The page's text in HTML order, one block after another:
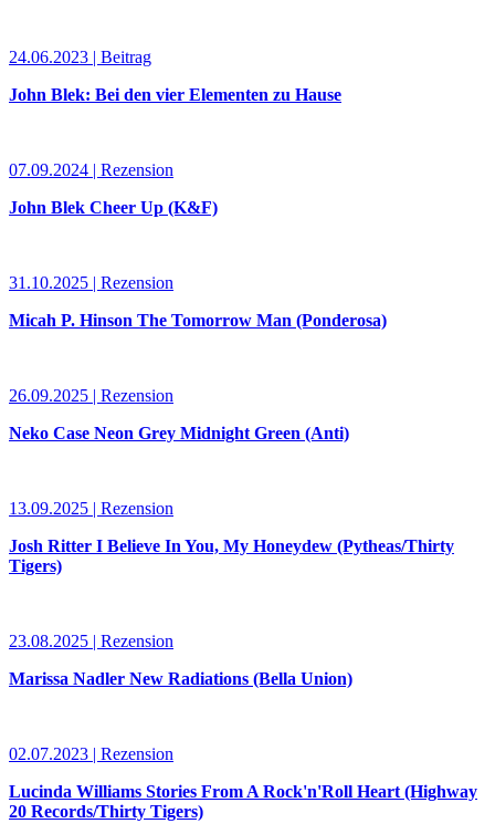
24.06.2023 | Beitrag
John Blek: Bei den vier Elementen zu Hause
07.09.2024 | Rezension
John Blek Cheer Up (K&F)
31.10.2025 | Rezension
Micah P. Hinson The Tomorrow Man (Ponderosa)
26.09.2025 | Rezension
Neko Case Neon Grey Midnight Green (Anti)
13.09.2025 | Rezension
Josh Ritter I Believe In You, My Honeydew (Pytheas/Thirty
Tigers)
23.08.2025 | Rezension
Marissa Nadler New Radiations (Bella Union)
02.07.2023 | Rezension
Lucinda Williams Stories From A Rock'n'Roll Heart (Highway
20 Records/Thirty Tigers)